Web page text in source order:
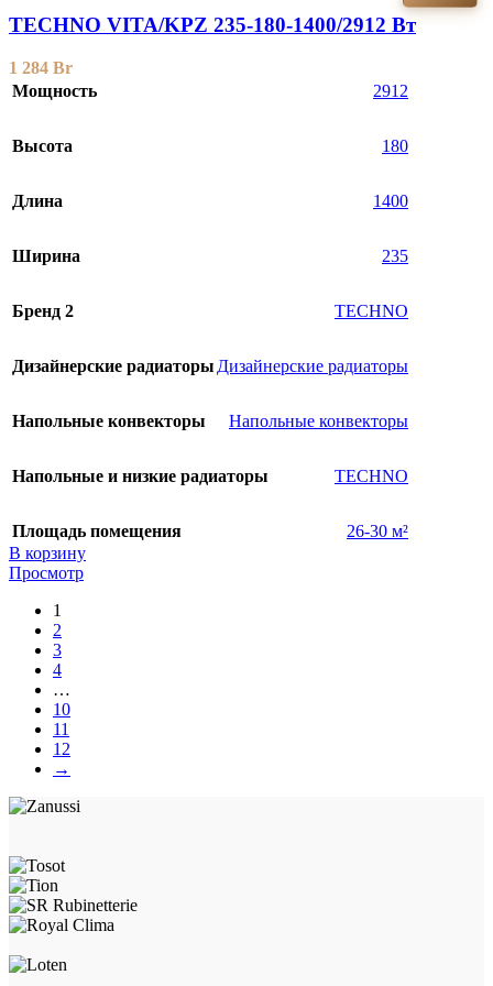
TECHNO VITA/KPZ 235-180-1400/2912 Вт
1 284 Br
Мощность
2912
Высота 180
Длина 1400
Ширина 235
Бренд 2 TECHNO
Дизайнерские радиаторы Дизайнерские радиаторы
Напольные конвекторы Напольные конвекторы
Напольные и низкие радиаторы TECHNO
Площадь помещения
26-30 м²
В корзину
Просмотр
1
2
3
4
…
10
11
12
→